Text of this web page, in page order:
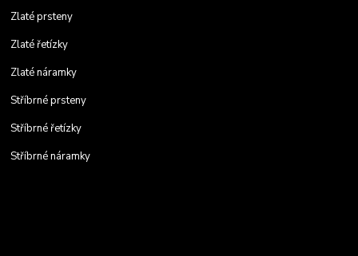
Zlaté prsteny
Zlaté řetízky
Zlaté náramky
Stříbrné prsteny
Stříbrné řetízky
Stříbrné náramky